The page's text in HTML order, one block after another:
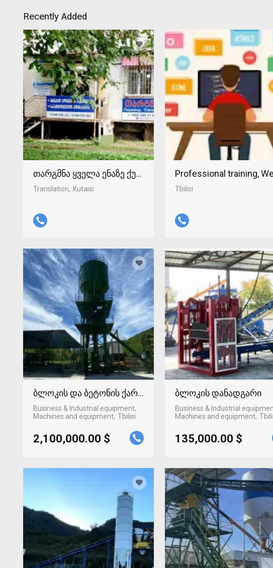
Recently Added
თარგმნა ყველა ენაზე ქუთაისში 598-37-96-93
Translation Kutaisi
Professional training,
Tbilisi
ბლოკის და ბეტონის ქარხანა
Business & Industrial equipment,
Machines and equipment Tbilisi
2,100,000.00 $
ბლოკის დანადგარი
Business & Industrial
Machines and equipment
135,000.00 $